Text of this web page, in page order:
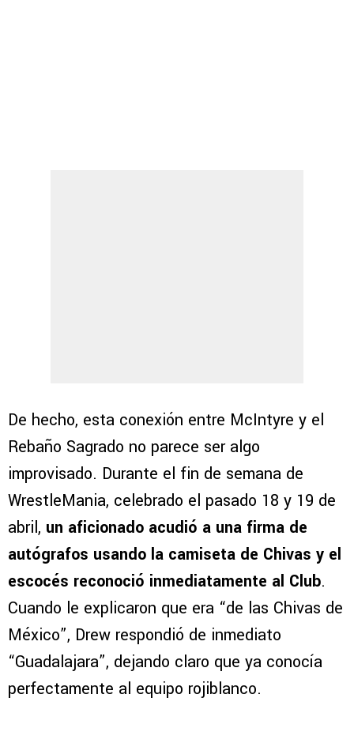
De hecho, esta conexión entre McIntyre y el
Rebaño Sagrado no parece ser algo
improvisado. Durante el fin de semana de
WrestleMania, celebrado el pasado 18 y 19 de
abril, un aficionado acudió a una firma de
autógrafos usando la camiseta de Chivas y el
escocés reconoció inmediatamente al Club.
Cuando le explicaron que era “de las Chivas de
México”, Drew respondió de inmediato
“Guadalajara”, dejando claro que ya conocía
perfectamente al equipo rojiblanco.